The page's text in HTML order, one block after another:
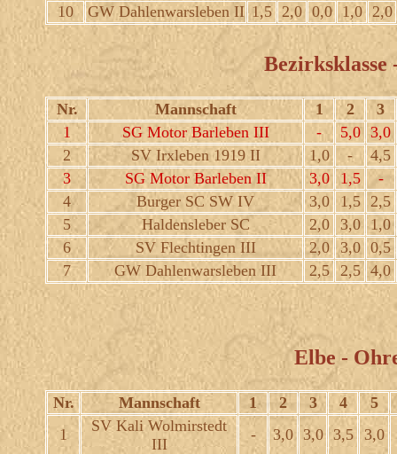
10
GW Dahlenwarsleben II 1,5 2,0 0,0 1,0 2,0
Bezirksklasse
Nr. Mannschaft 1 2
3
1
SG Motor Barleben III - 5,0 3,0
2
SV Irxleben 1919 II 1,0 -
4,5
3
SG Motor Barleben II 3,0 1,5
-
4
Burger SC SW IV 3,0 1,5 2,5
5
Haldensleber SC 2,0 3,0
1,0
6
SV Flechtingen III 2,0 3,0 0,5
7
GW Dahlenwarsleben III 2,5 2,5 4,0
Elbe -
Nr. Mannschaft 1 2 3 4
5
1
SV Kali Wolmirstedt
III
- 3,0 3,0 3,5
3,0